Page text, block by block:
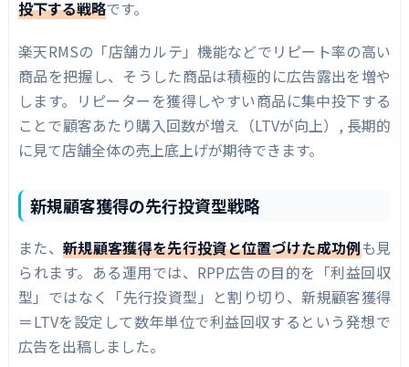
投下する戦略です。
楽天RMSの「店舗カルテ」機能などでリピート率の高い
商品を把握し、そうした商品は積極的に広告露出を増や
します。リピーターを獲得しやすい商品に集中投下する
ことで顧客あたり購入回数が増え（LTVが向上）, 長期的
に見て店舗全体の売上底上げが期待できます。
新規顧客獲得の先行投資型戦略
また、 新規顧客獲得を先行投資と位置づけた成功例も見
られます。ある運用では、RPP広告の目的を「利益回収
型」ではなく「先行投資型」と割り切り、新規顧客獲得
＝LTVを設定して数年単位で利益回収するという発想で
広告を出稿しました。